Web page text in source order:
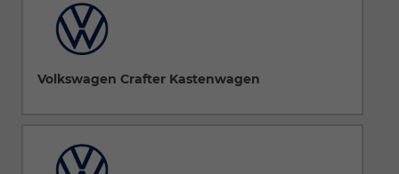
Volkswagen Crafter Kastenwagen